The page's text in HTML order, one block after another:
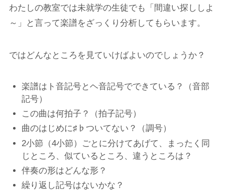
わたしの教室では未就学の生徒でも「間違い探ししよ
～」と言って楽譜をざっくり分析してもらいます。
ではどんなところを見ていけばよいのでしょうか？
楽譜はト音記号とヘ音記号でできている？（音部
記号）
この曲は何拍子？（拍子記号）
曲のはじめに♯♭ついてない？（調号）
2小節（4小節）ごとに分けてあげて、まったく同
じところ、似ているところ、違うところは？
伴奏の形はどんな形？
繰り返し記号はないかな？